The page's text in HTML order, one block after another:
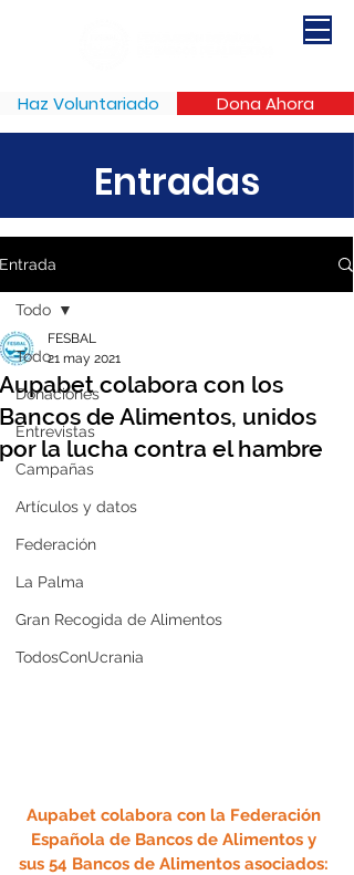
Haz Voluntariado Dona Ahora
Entradas
Entrada
Todo
Donaciones
Entrevistas
Campañas
Artículos y datos
Federación
La Palma
Gran Recogida de Alimentos
TodosConUcrania
Todo
Aupabet colabora con los
Bancos de Alimentos, unidos
por la lucha contra el hambre
FESBAL
21 may 2021
Aupabet colabora con la Federación
Española de Bancos de Alimentos y
sus 54 Bancos de Alimentos asociados: